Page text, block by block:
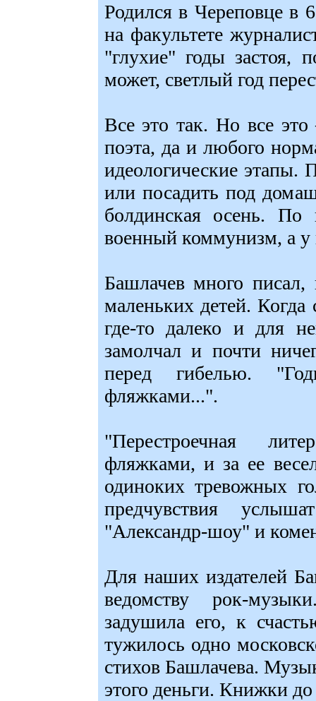
Родился в Череповце в
на факультете
"глухие" годы застоя,
может, светлый год
Все это так. Но все
поэта, да и любого
идеологические этапы.
или посадить под
болдинская осень.
военный коммунизм, а у
Башлачев много писал,
маленьких детей.
где-то далеко и для
замолчал и почти
перед гибелью.
фляжками...".
"Перестроечная
фляжками, и за ее
одиноких тревожных
предчувствия
"Александр-шоу" и
Для наших издателей
ведомству рок-
задушила его, к
тужилось одно
стихов Башлачева.
этого деньги. Книжки